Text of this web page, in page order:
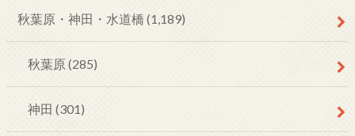
秋葉原・神田・水道橋 (1,189)
秋葉原(285)
神田 (301)